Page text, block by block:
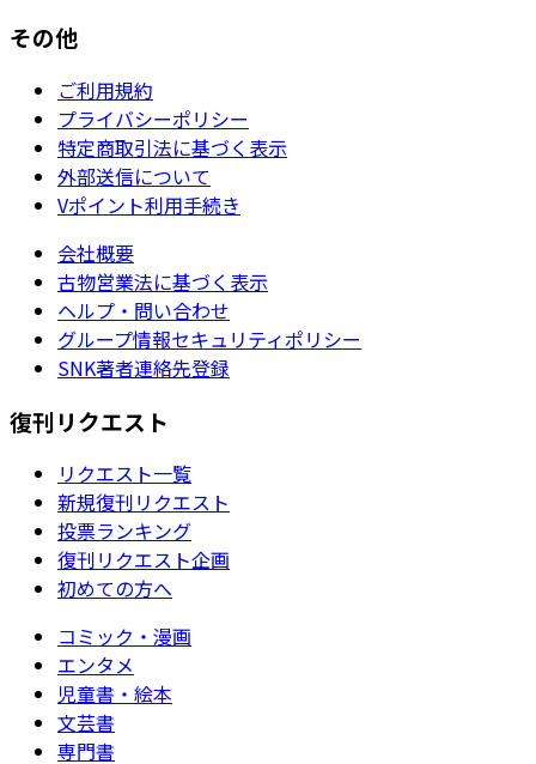
その他
ご利用規約
プライバシーポリシー
特定商取引法に基づく表示
外部送信について
Vポイント利用手続き
会社概要
古物営業法に基づく表示
ヘルプ・問い合わせ
グループ情報セキュリティポリシー
SNK著者連絡先登録
復刊リクエスト
リクエスト一覧
新規復刊リクエスト
投票ランキング
復刊リクエスト企画
初めての方へ
コミック・漫画
エンタメ
児童書・絵本
文芸書
専門書